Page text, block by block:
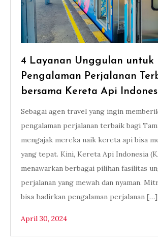
4 Layanan Unggulan untuk
Pengalaman Perjalanan
bersama Kereta Api
Sebagai agen travel yang ingin
pengalaman perjalanan terbaik bagi
mengajak mereka naik kereta api bisa
yang tepat. Kini, Kereta Api Indonesia
menawarkan berbagai pilihan fasilitas
perjalanan yang mewah dan nyaman.
bisa hadirkan pengalaman perjalanan […]
April 30, 2024